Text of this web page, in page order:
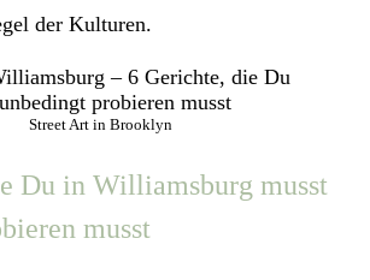
der Kulturen.
Street Art in Brooklyn
Du in Williamsburg musst
musst